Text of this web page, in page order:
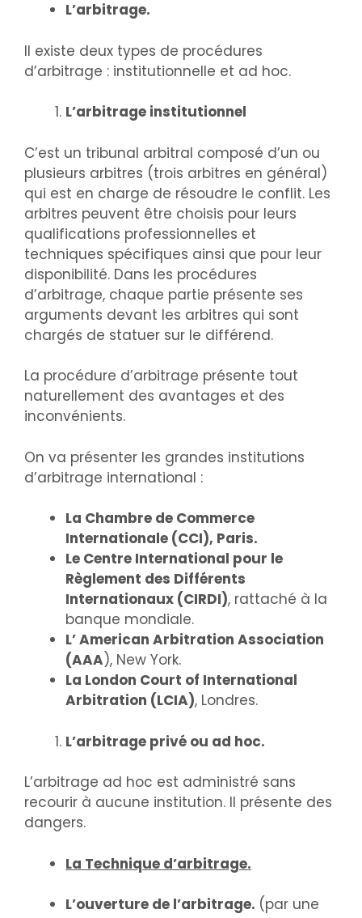
L’arbitrage.
Il existe deux types de procédures
d’arbitrage : institutionnelle et ad hoc.
L’arbitrage institutionnel
C’est un tribunal arbitral composé d’un ou
plusieurs arbitres (trois arbitres en général)
qui est en charge de résoudre le conflit. Les
arbitres peuvent être choisis pour leurs
qualifications professionnelles et
techniques spécifiques ainsi que pour leur
disponibilité. Dans les procédures
d’arbitrage, chaque partie présente ses
arguments devant les arbitres qui sont
chargés de statuer sur le différend.
La procédure d’arbitrage présente tout
naturellement des avantages et des
inconvénients.
On va présenter les grandes institutions
d’arbitrage international :
La Chambre de Commerce
Internationale (CCI), Paris.
Le Centre International pour le
Règlement des Différents
Internationaux (CIRDI), rattaché à la
banque mondiale.
L’ American Arbitration Association
(AAA), New York.
La London Court of International
Arbitration (LCIA), Londres.
L’arbitrage privé ou ad hoc.
L’arbitrage ad hoc est administré sans
recourir à aucune institution. Il présente des
dangers.
La Technique d’arbitrage.
L’ouverture de l’arbitrage. (par une